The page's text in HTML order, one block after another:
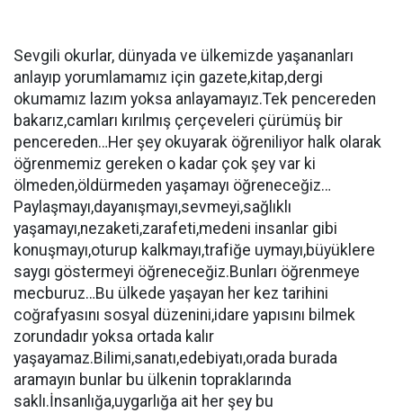
Sevgili okurlar, dünyada ve ülkemizde yaşananları
anlayıp yorumlamamız için gazete,kitap,dergi
okumamız lazım yoksa anlayamayız.Tek pencereden
bakarız,camları kırılmış çerçeveleri çürümüş bir
pencereden…Her şey okuyarak öğreniliyor halk olarak
öğrenmemiz gereken o kadar çok şey var ki
ölmeden,öldürmeden yaşamayı öğreneceğiz…
Paylaşmayı,dayanışmayı,sevmeyi,sağlıklı
yaşamayı,nezaketi,zarafeti,medeni insanlar gibi
konuşmayı,oturup kalkmayı,trafiğe uymayı,büyüklere
saygı göstermeyi öğreneceğiz.Bunları öğrenmeye
mecburuz…Bu ülkede yaşayan her kez tarihini
coğrafyasını sosyal düzenini,idare yapısını bilmek
zorundadır yoksa ortada kalır
yaşayamaz.Bilimi,sanatı,edebiyatı,orada burada
aramayın bunlar bu ülkenin topraklarında
saklı.İnsanlığa,uygarlığa ait her şey bu